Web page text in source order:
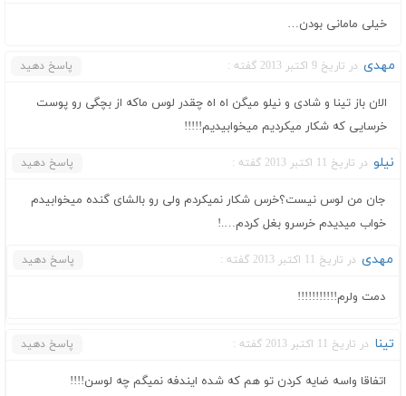
خیلی مامانی بودن…
مهدی در تاریخ 9 اکتبر 2013 گفته : پاسخ دهید
الان باز تینا و شادی و نیلو میگن اه اه چقدر لوس ماکه از بچگی رو پوست
خرسایی که شکار میکردیم میخوابیدیم!!!!!
نیلو در تاریخ 11 اکتبر 2013 گفته : پاسخ دهید
جان من لوس نیست؟خرس شکار نمیکردم ولی رو بالشای گنده میخوابیدم
خواب میدیدم خرسرو بغل کردم….!
مهدی در تاریخ 11 اکتبر 2013 گفته : پاسخ دهید
دمت ولرم!!!!!!!!!!!
تینا در تاریخ 11 اکتبر 2013 گفته : پاسخ دهید
اتفاقا واسه ضایه کردن تو هم که شده ایندفه نمیگم چه لوسن!!!!